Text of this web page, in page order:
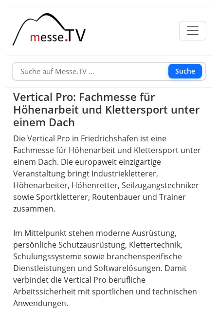
Suche
Vertical Pro: Fachmesse für
Höhenarbeit und Klettersport unter
einem Dach
Die Vertical Pro in Friedrichshafen ist eine
Fachmesse für Höhenarbeit und Klettersport unter
einem Dach. Die europaweit einzigartige
Veranstaltung bringt Industriekletterer,
Höhenarbeiter, Höhenretter, Seilzugangstechniker
sowie Sportkletterer, Routenbauer und Trainer
zusammen.
Im Mittelpunkt stehen moderne Ausrüstung,
persönliche Schutzausrüstung, Klettertechnik,
Schulungssysteme sowie branchenspezifische
Dienstleistungen und Softwarelösungen. Damit
verbindet die Vertical Pro berufliche
Arbeitssicherheit mit sportlichen und technischen
Anwendungen.